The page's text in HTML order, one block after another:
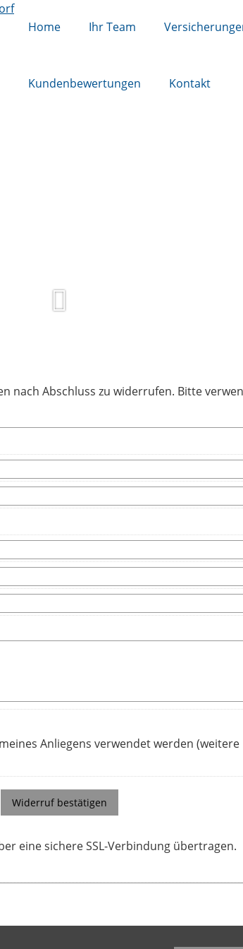
Home Ihr Team
Kundenbewertungen Kontakt
nach Abschluss zu widerrufen. Bitte
Anliegens verwendet werden
Widerruf bestätigen
eine sichere SSL-Verbindung übertragen.